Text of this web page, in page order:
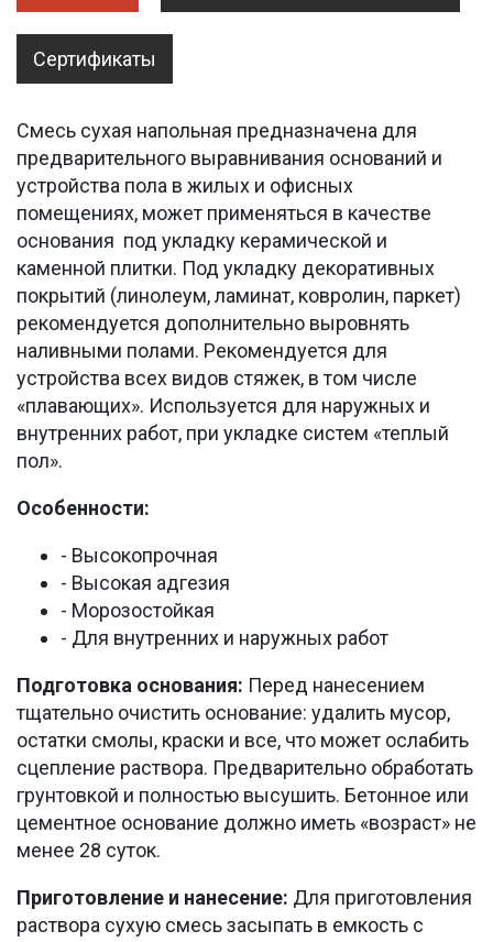
Сертификаты
Смесь сухая напольная предназначена для
предварительного выравнивания оснований и
устройства пола в жилых и офисных
помещениях, может применяться в качестве
основания под укладку керамической и
каменной плитки. Под укладку декоративных
покрытий (линолеум, ламинат, ковролин, паркет)
рекомендуется дополнительно выровнять
наливными полами. Рекомендуется для
устройства всех видов стяжек, в том числе
«плавающих». Используется для наружных и
внутренних работ, при укладке систем «теплый
пол».
Особенности:
- Высокопрочная
- Высокая адгезия
- Морозостойкая
- Для внутренних и наружных работ
Подготовка основания: Перед нанесением
тщательно очистить основание: удалить мусор,
остатки смолы, краски и все, что может ослабить
сцепление раствора. Предварительно обработать
грунтовкой и полностью высушить. Бетонное или
цементное основание должно иметь «возраст» не
менее 28 суток.
Приготовление и нанесение: Для приготовления
раствора сухую смесь засыпать в емкость с